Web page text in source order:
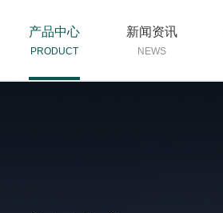
产品中心
PRODUCT
新闻资讯
NEWS